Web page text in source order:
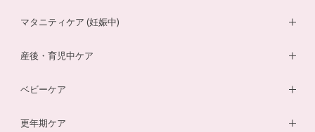
妊活サプリ
男性妊活サプリ
マタニティケア (妊娠中)
葉酸サプリ
ルイボスティー
産後・育児中ケア
DHA・EPAサプリ
鉄分ラムネ
ベビーケア
ベビーオイル
更年期ケア